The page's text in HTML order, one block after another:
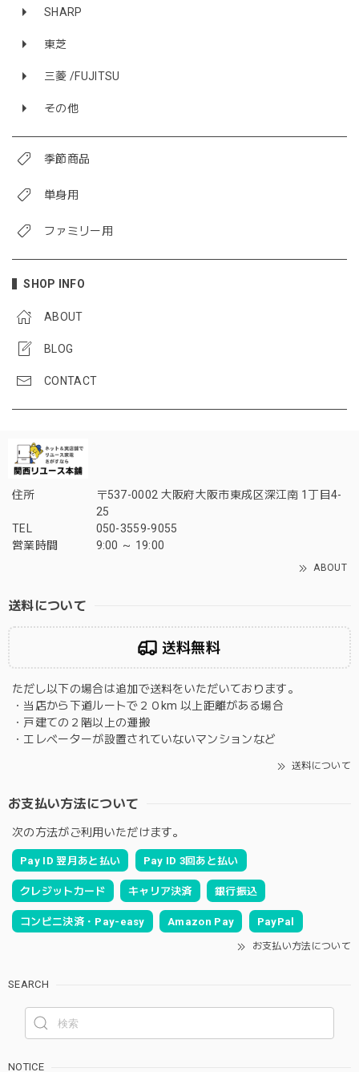
SHARP
東芝
三菱 /FUJITSU
その他
季節商品
単身用
ファミリー用
SHOP INFO
ABOUT
BLOG
CONTACT
住所
〒537-0002 大阪府大阪市東成区深江南 1丁目4-
25
TEL
050-3559-9055
営業時間
9:00 ～ 19:00
ABOUT
送料について
送料無料
ただし以下の場合は追加で送料をいただいております。
・当店から下道ルートで２０km 以上距離がある場合
・戸建ての２階以上の運搬
・エレベーターが設置されていないマンションなど
送料について
お支払い方法について
次の方法がご利用いただけます。
Pay ID 翌月あと払い Pay ID 3回あと払い
クレジットカード キャリア決済 銀行振込
コンビニ決済・Pay-easy Amazon Pay PayPal
お支払い方法について
SEARCH
NOTICE